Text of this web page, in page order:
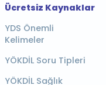
Ücretsiz Kaynaklar
YDS Önemli
Kelimeler
YÖKDİL Soru Tipleri
YÖKDİL Sağlık